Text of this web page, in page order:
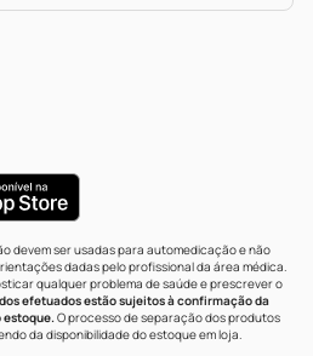
devem ser usadas para automedicação e não
dadas pelo profissional da área médica.
qualquer problema de saúde e prescrever o
efetuados estão sujeitos à confirmação da
estoque.O processo de separação dos produtos
da disponibilidade do estoque em loja.